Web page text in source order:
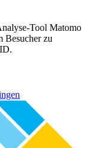
Tool Matomo
Besucher zu